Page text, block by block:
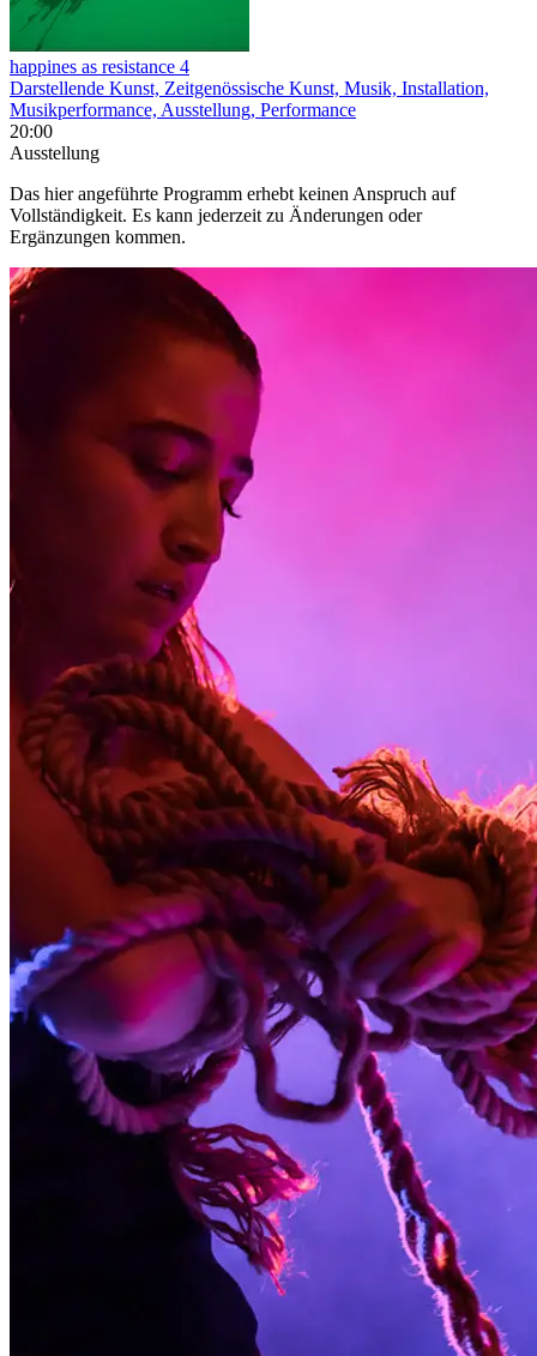
happines as resistance 4
Darstellende Kunst, Zeitgenössische Kunst, Musik, Installation,
Musikperformance, Ausstellung, Performance
20:00
Ausstellung
Das hier angeführte Programm erhebt keinen Anspruch auf
Vollständigkeit. Es kann jederzeit zu Änderungen oder
Ergänzungen kommen.